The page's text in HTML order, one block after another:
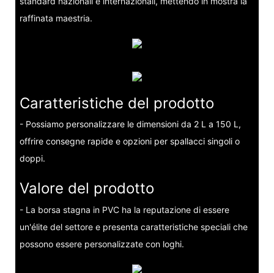
raffinata maestria.
Caratteristiche del prodotto
- Possiamo personalizzare le dimensioni da 2 L a 150 L,
offrire consegne rapide e opzioni per spallacci singoli o
doppi.
Valore del prodotto
- La borsa stagna in PVC ha la reputazione di essere
un'élite del settore e presenta caratteristiche speciali che
possono essere personalizzate con loghi.